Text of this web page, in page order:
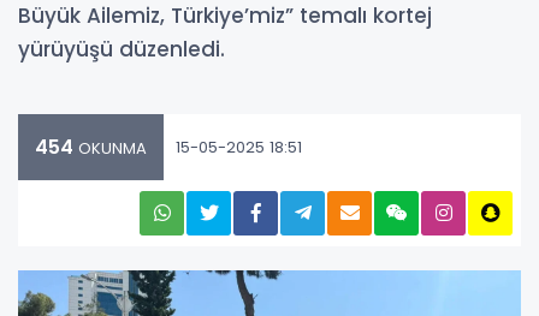
Büyük Ailemiz, Türkiye’miz” temalı kortej
yürüyüşü düzenledi.
454 OKUNMA 15-05-2025 18:51